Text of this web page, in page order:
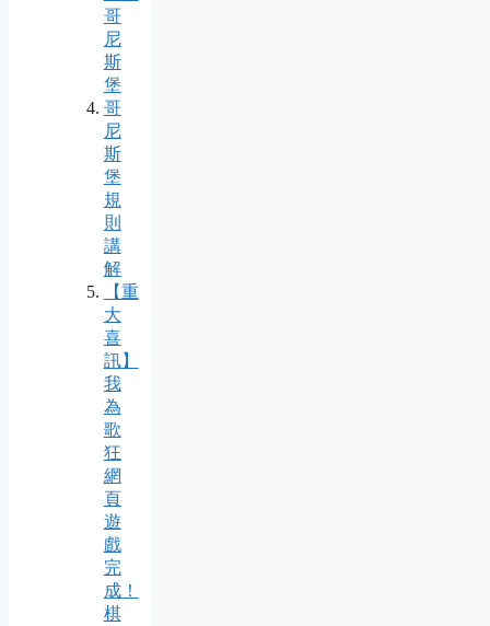
哥
尼
斯
堡
哥
尼
斯
堡
規
則
講
解
【重
大
喜
訊】
我
為
歌
狂
網
頁
遊
戲
完
成！
棋